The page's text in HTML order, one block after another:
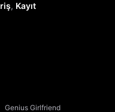
, Kayıt
Genius Girlfriend